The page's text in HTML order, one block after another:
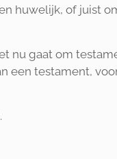
huwelijk, of juist
nu gaat om
testament,